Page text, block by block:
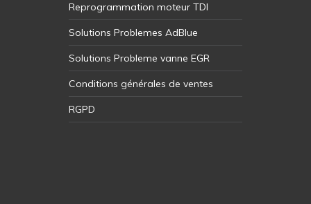
Reprogrammation moteur TDI
Solutions Problemes AdBlue
Solutions Probleme vanne EGR
Conditions générales de ventes
RGPD